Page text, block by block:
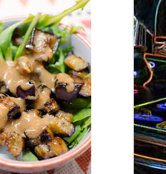
jambon Canistrelli aux amandes et
aux noisettes